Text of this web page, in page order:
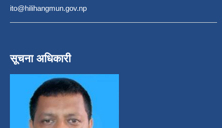
ito@hilihangmun.gov.np
सूचना अधिकारी